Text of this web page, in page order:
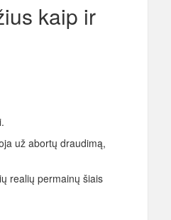
kaip ir
už abortų draudimą,
realių permainų šiais